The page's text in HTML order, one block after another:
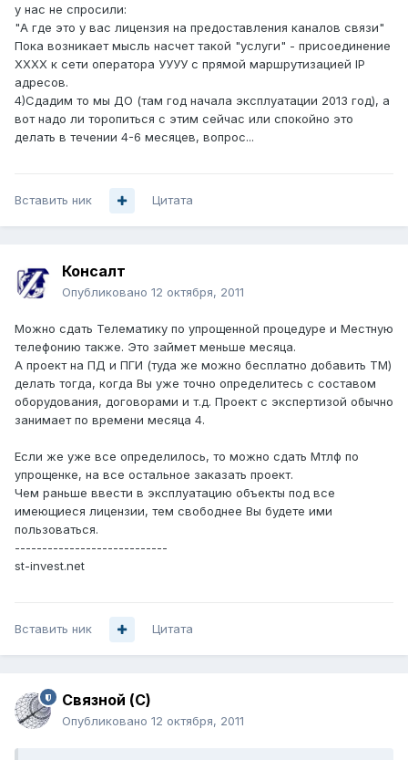
у нас не спросили:
"А где это у вас лицензия на предоставления каналов связи"
Пока возникает мысль насчет такой "услуги" - присоединение
ХХХХ к сети оператора УУУУ с прямой маршрутизацией IP
адресов.
4)Сдадим то мы ДО (там год начала эксплуатации 2013 год), а
вот надо ли торопиться с этим сейчас или спокойно это
делать в течении 4-6 месяцев, вопрос...
Вставить ник Цитата
Консалт
Опубликовано 12 октября, 2011
Можно сдать Телематику по упрощенной процедуре и Местную
телефонию также. Это займет меньше месяца.
А проект на ПД и ПГИ (туда же можно бесплатно добавить ТМ)
делать тогда, когда Вы уже точно определитесь с составом
оборудования, договорами и т.д. Проект с экспертизой обычно
занимает по времени месяца 4.
Если же уже все определилось, то можно сдать Мтлф по
упрощенке, на все остальное заказать проект.
Чем раньше ввести в эксплуатацию объекты под все
имеющиеся лицензии, тем свободнее Вы будете ими
пользоваться.
----------------------------
st-invest.net
Вставить ник Цитата
Связной (С)
Опубликовано 12 октября, 2011